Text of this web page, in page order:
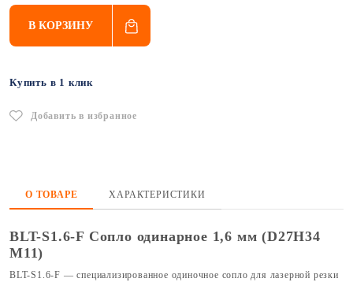
В КОРЗИНУ
Купить в 1 клик
Добавить в избранное
О ТОВАРЕ ХАРАКТЕРИСТИКИ
BLT-S1.6-F Сопло одинарное 1,6 мм (D27H34
M11)
BLT-S1.6-F — специализированное одиночное сопло для лазерной резки